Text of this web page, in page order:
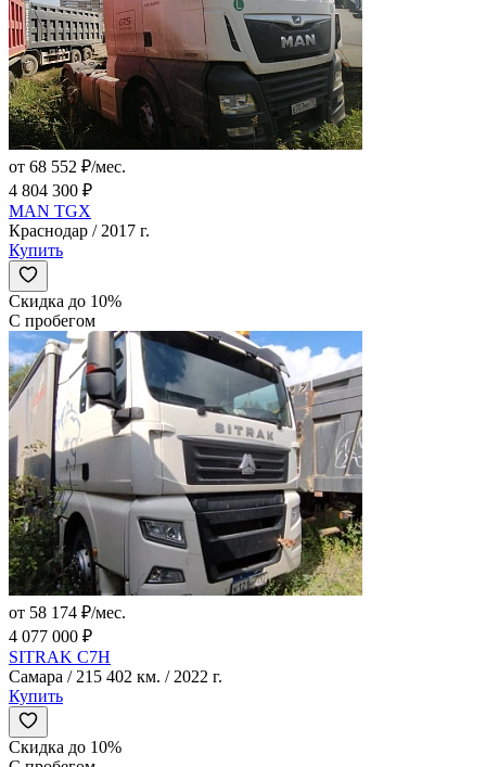
от 68 552 ₽/мес.
4 804 300 ₽
MAN TGX
Краснодар / 2017 г.
Купить
Скидка до 10%
С пробегом
от 58 174 ₽/мес.
4 077 000 ₽
SITRAK C7H
Самара / 215 402 км. / 2022 г.
Купить
Скидка до 10%